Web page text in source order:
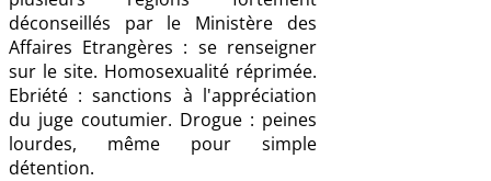
déconseillés par le Ministère des
Affaires Etrangères : se renseigner
sur le site. Homosexualité réprimée.
Ebriété : sanctions à l'appréciation
du juge coutumier. Drogue : peines
lourdes, même pour simple
détention.